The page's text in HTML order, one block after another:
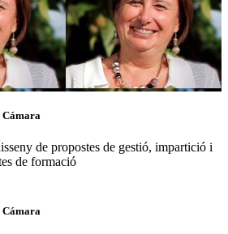
Cámara
de propostes de gestió, impartició i
de formació
Cámara